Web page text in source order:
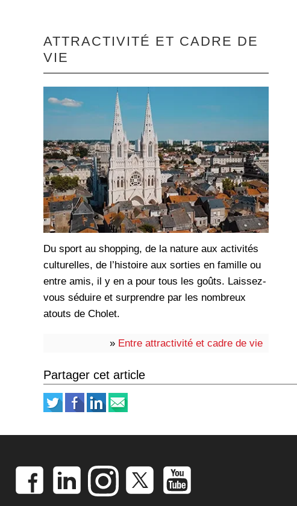
ATTRACTIVITÉ ET CADRE DE
VIE
Du sport au shopping, de la nature aux activités
culturelles, de l’histoire aux sorties en famille ou
entre amis, il y en a pour tous les goûts. Laissez-
vous séduire et surprendre par les nombreux
atouts de Cholet.
» Entre attractivité et cadre de vie
Partager cet article